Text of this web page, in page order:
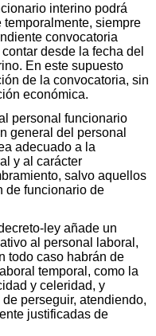
interino podrá
siempre
convocatoria
desde la fecha del
En este supuesto
de la convocatoria, sin
económica.
personal funcionario
general del personal
adecuado a la
y al carácter
salvo aquellos
de funcionario de
ley añade un
al personal laboral,
todo caso habrán de
temporal, como la
y celeridad, y
perseguir, atendiendo,
justificadas de